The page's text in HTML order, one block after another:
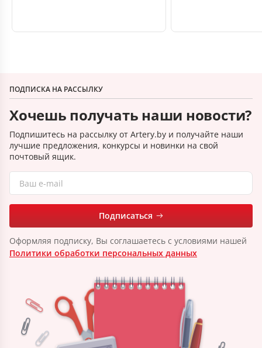
ПОДПИСКА НА РАССЫЛКУ
Хочешь получать наши новости?
Подпишитесь на рассылку от Artery.by и получайте наши
лучшие предложения, конкурсы и новинки на свой
почтовый ящик.
Подписаться
Оформляя подписку, Вы соглашаетесь с условиями нашей
Политики обработки персональных данных